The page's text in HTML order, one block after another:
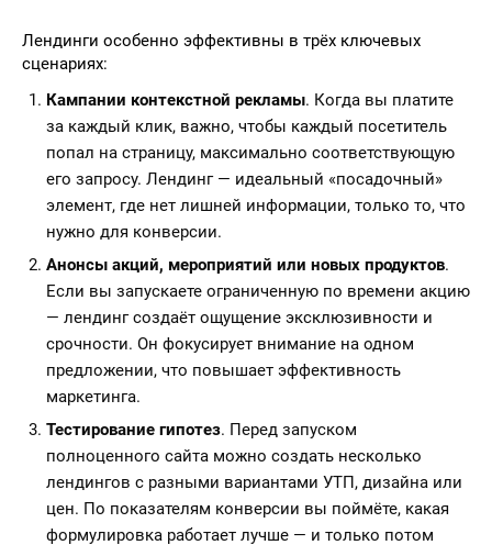
Лендинги особенно эффективны в трёх ключевых
сценариях:
Кампании контекстной рекламы. Когда вы платите
за каждый клик, важно, чтобы каждый посетитель
попал на страницу, максимально соответствующую
его запросу. Лендинг — идеальный «посадочный»
элемент, где нет лишней информации, только то, что
нужно для конверсии.
Анонсы акций, мероприятий или новых продуктов.
Если вы запускаете ограниченную по времени акцию
— лендинг создаёт ощущение эксклюзивности и
срочности. Он фокусирует внимание на одном
предложении, что повышает эффективность
маркетинга.
Тестирование гипотез. Перед запуском
полноценного сайта можно создать несколько
лендингов с разными вариантами УТП, дизайна или
цен. По показателям конверсии вы поймёте, какая
формулировка работает лучше — и только потом